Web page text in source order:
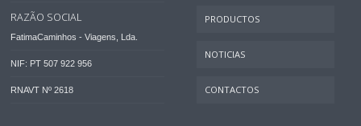
RAZÃO SOCIAL
FatimaCaminhos - Viagens, Lda.
NIF: PT 507 922 956
RNAVT Nº 2618
PRODUCTOS
NOTICIAS
CONTACTOS